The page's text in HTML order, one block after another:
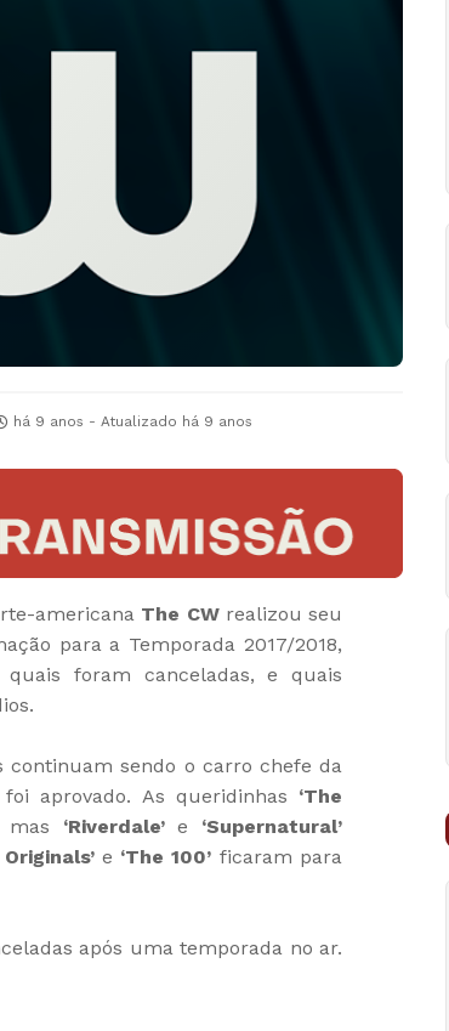
há 9 anos - Atualizado há 9 anos
americana The CWrealizou seu
para a Temporada 2017/2018,
foram canceladas, e quais
continuam sendo o carro chefe da
foi aprovado. As queridinhas ‘The
mas ‘Riverdale’e ‘Supernatural’
Originals’e ‘The 100’ ficaram para
após uma temporada no ar.